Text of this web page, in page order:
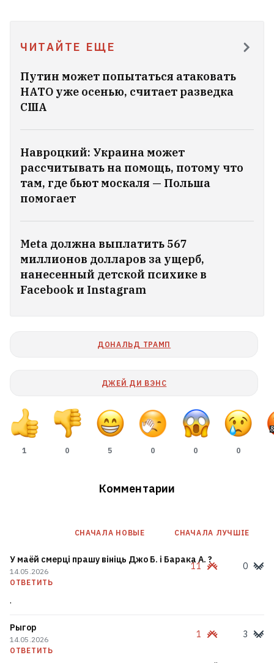
ЧИТАЙТЕ ЕЩЕ
Путин может попытаться атаковать
НАТО уже осенью, считает разведка
США
Навроцкий: Украина может
рассчитывать на помощь, потому что
там, где бьют москаля — Польша
помогает
Meta должна выплатить 567
миллионов долларов за ущерб,
нанесенный детской психике в
Facebook и Instagram
ДОНАЛЬД ТРАМП
ДЖЕЙ ДИ ВЭНС
1 0 5 0 0 0
Комментарии
СНАЧАЛА НОВЫE СНАЧАЛА ЛУЧШІЕ
У маёй смерці прашу вініць Джо Б. і Барака А. ?
14.05.2026
ОТВЕТИТЬ
11 0
.
Рыгор
14.05.2026
ОТВЕТИТЬ
1 3
Трамп заявил, что Украина не получит
ракет Patriot
Wildberries
На «Гродно Азоте» произошел
Вчера в Беларуси было +40°C
Трамп запретил в США
натворили бед этой ночью